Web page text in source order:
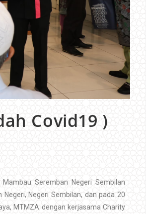
Covid19 )
Seremban Negeri Sembilan
Negeri Sembilan, dan pada 20
MTMZA dengan kerjasama Charity